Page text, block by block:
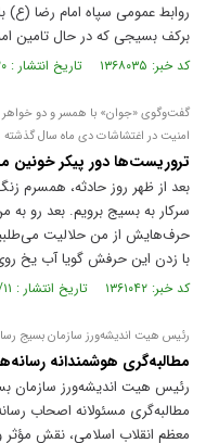
برکف بسیجی که در حال تامین
کد خبر: ۱۳۶۸۰۳۵ تاریخ انتشار : ۱۴۰۵/۰۴/۲۰
گفت‌وگوی «جوان» با همسر و دو خواهر
امنیت در اغتشاشات دی ماه سال گذشته
تروریست‌ها دور پیکر خونین
بعد از ظهر روز حادثه، همسرم
سرکار به بسیج برویم. بعد رو
حرف‌هایش از من حلالیت
با زدن این حرفش گویا آب یخ
کد خبر: ۱۳۶۱۰۴۲ تاریخ انتشار : ۱۴۰۵/۰۳/۱۱
رئیس هیت اندیشه‌ورز سازمان بسیج
مطالبه‌گری هوشمندانه
رئیس هیت اندیشه‌ورز سازمان
مطالبه‌گری مسئولانه اصحاب
معظم انقلاب اسلامی، نقش مؤثر